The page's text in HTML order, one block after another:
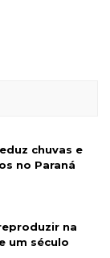
chuvas e
no Paraná
na
um século